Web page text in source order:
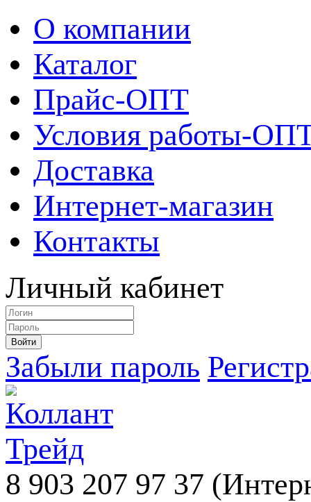
О компании
Каталог
Прайс-ОПТ
Условия работы-
Доставка
Интернет-магазин
Контакты
Личный кабинет
Забыли пароль
8 903 207 97 37